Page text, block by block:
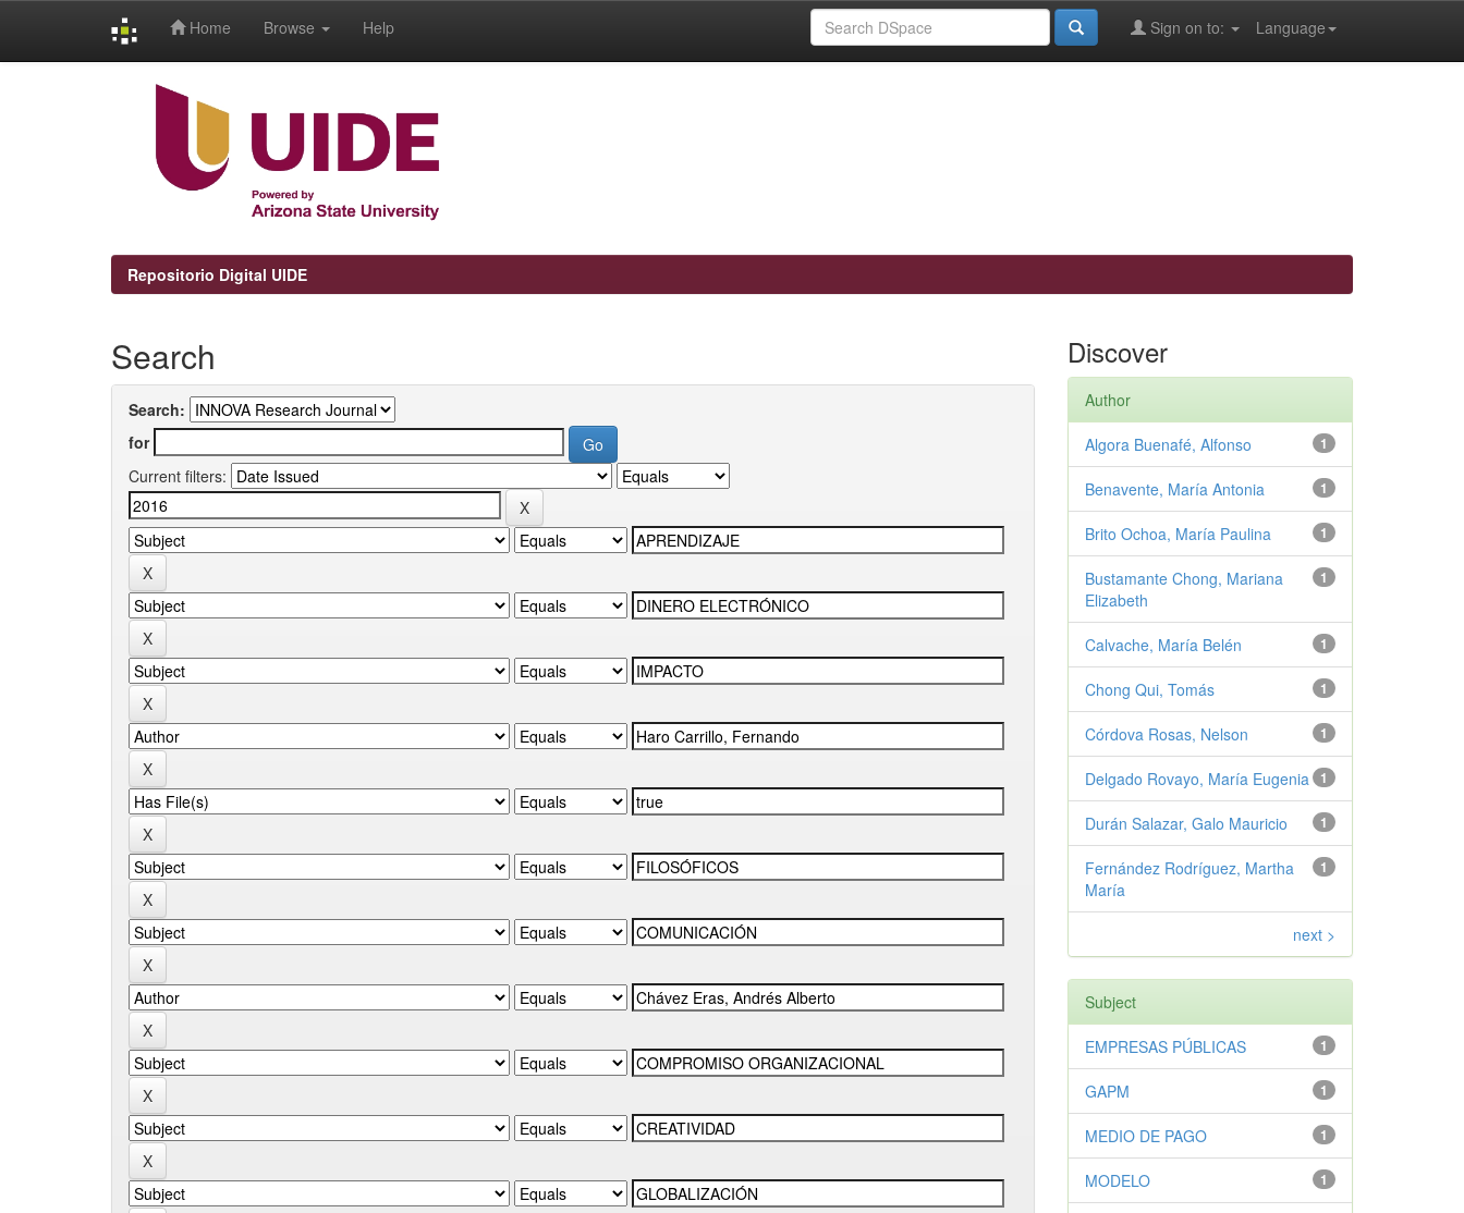
Home Browse Help Language
Sign on to:
Repositorio Digital UIDE
Search
Search:
for
Current filters:
Discover
Author
1
Algora Buenafé, Alfonso
1
Benavente, María Antonia
1
Brito Ochoa, María Paulina
1
Bustamante Chong, Mariana
Elizabeth
1
Calvache, María Belén
1
Chong Qui, Tomás
1
Córdova Rosas, Nelson
1
Delgado Rovayo, María Eugenia
1
Durán Salazar, Galo Mauricio
1
Fernández Rodríguez, Martha
María
next >
Subject
1
EMPRESAS PÚBLICAS
1
GAPM
1
MEDIO DE PAGO
1
MODELO